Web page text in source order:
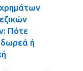
Πότε
ή